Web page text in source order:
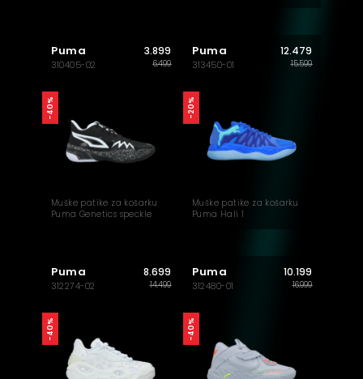
Puma
310405-02
3.899
6.499
Muške patike za košarku
Puma Genetics speckle
-40%
Puma
313450-01
12.479
15.599
Muške patike za košarku
Puma Hali 1
-20%
Puma
312274-02
8.699
14.499
-40%
Puma
312480-01
10.199
16.999
-40%